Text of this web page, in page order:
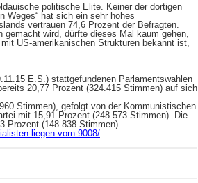
politische Elite. Keiner der dortigen
Weges“ hat sich ein sehr hohes
vertrauen 74,6 Prozent der Befragten.
gemacht wird, dürfte dieses Mal kaum gehen,
US-amerikanischen Strukturen bekannt ist,
E.S.) stattgefundenen Parlamentswahlen
20,77 Prozent (324.415 Stimmen) auf sich
Stimmen), gefolgt von der Kommunistischen
mit 15,91 Prozent (248.573 Stimmen). Die
Prozent (148.838 Stimmen).
liegen-vorn-9008/